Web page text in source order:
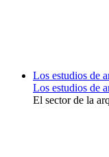
Los estudios de
Los estudios de
El sector de la